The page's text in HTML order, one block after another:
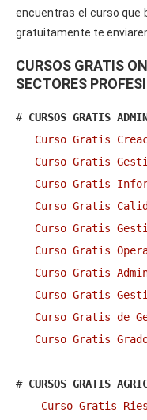
encuentras el curso que
gratuitamente te
CURSOS GRATIS
SECTORES
# CURSOS GRATIS
Curso Gratis
Curso Gratis
Curso Gratis
Curso Gratis
Curso Gratis
Curso Gratis
Curso Gratis
Curso Gratis
Curso Gratis de
Curso Gratis
# CURSOS GRATIS
Curso Gratis